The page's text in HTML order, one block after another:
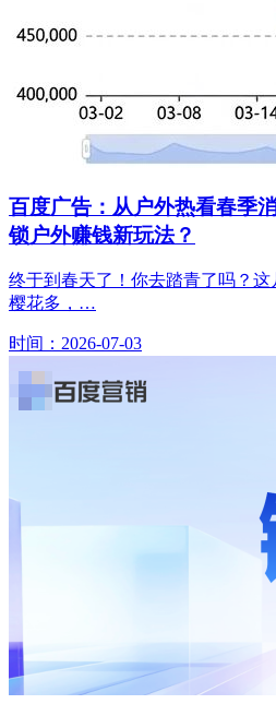
百度广告：从户外热看春季
锁户外赚钱新玩法？
终于到春天了！你去踏青了吗？
樱花多，…
时间：2026-07-03